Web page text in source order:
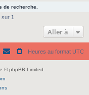
c
e
de recherche.
sur 1
Aller à
Heures au format UTC
© phpBB Limited